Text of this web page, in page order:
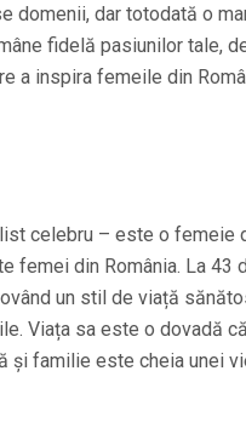
domenii, dar totodată o
fidelă pasiunilor tale,
a inspira femeile din
celebru – este o femeie
femei din România. La 43
un stil de viață
Viața sa este o dovadă
și familie este cheia unei